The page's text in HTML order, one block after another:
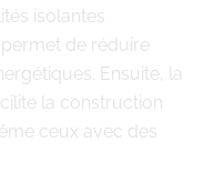
isolantes
de réduire
Ensuite, la
la construction
ceux avec des